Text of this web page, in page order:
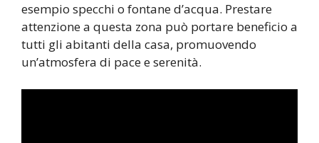
esempio specchi o fontane d’acqua. Prestare
attenzione a questa zona può portare beneficio a
tutti gli abitanti della casa, promuovendo
un’atmosfera di pace e serenità.